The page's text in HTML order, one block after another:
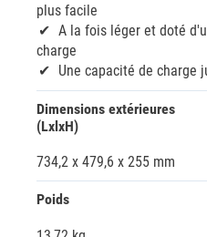
plus facile
A la fois léger et doté
charge
Une capacité de charge
Dimensions extérieures
(LxlxH)
734,2 x 479,6 x 255 mm
Poids